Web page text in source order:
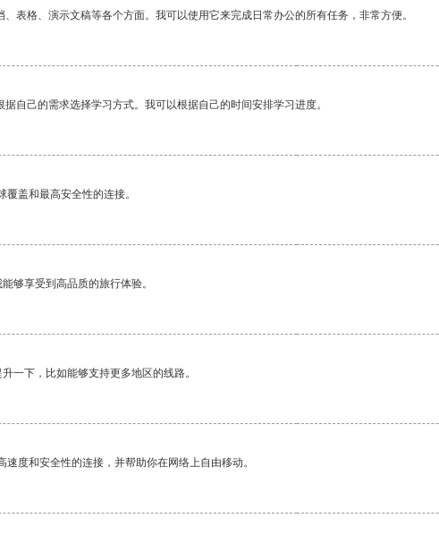
表格、演示文稿等各个方面。我可以使用它来完成日常办公的所有任务，非常方便。
自己的需求选择学习方式。我可以根据自己的时间安排学习进度。
盖和最高安全性的连接。
够享受到高品质的旅行体验。
一下，比如能够支持更多地区的线路。
度和安全性的连接，并帮助你在网络上自由移动。